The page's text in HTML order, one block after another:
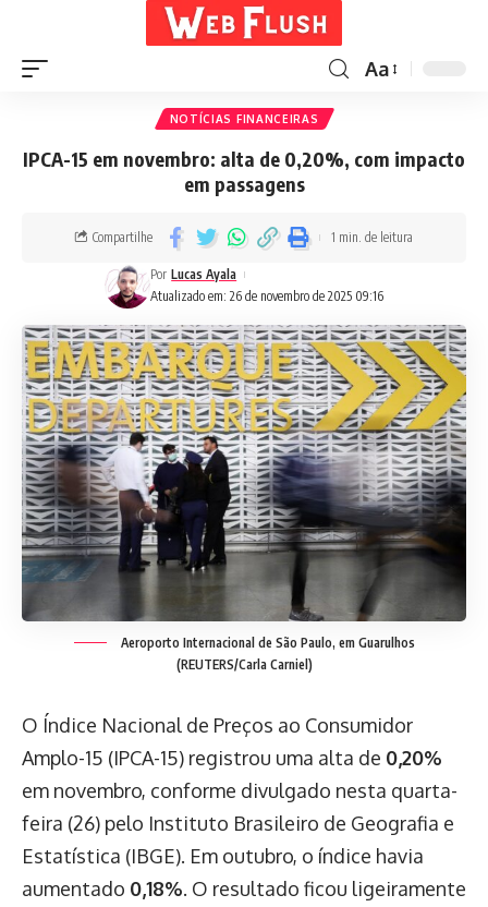
Aa
NOTÍCIAS FINANCEIRAS
IPCA-15 em novembro: alta de 0,20%, com impacto
em passagens
Atualizado em: 26 de novembro de 2025 09:16
Por Lucas Ayala
Compartilhe 1 min. de leitura
Aeroporto Internacional de São Paulo, em Guarulhos
(REUTERS/Carla Carniel)
O Índice Nacional de Preços ao Consumidor
Amplo-15 (IPCA-15) registrou uma alta de 0,20%
em novembro, conforme divulgado nesta quarta-
feira (26) pelo Instituto Brasileiro de Geografia e
Estatística (IBGE). Em outubro, o índice havia
aumentado 0,18%. O resultado ficou ligeiramente